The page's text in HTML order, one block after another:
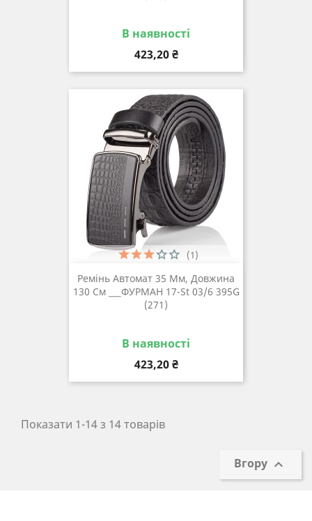
В наявності
Ціна
423,20 ₴
Ремінь Автомат 35 Мм, Довжина
130 См ___ФУРМАН 17-St 03/6 395G
(271)
В наявності
Ціна
423,20 ₴
(1)
Показати 1-14 з 14 товарів
Вгору 